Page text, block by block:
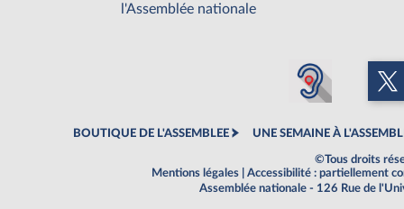
l'Assemblée nationale
BOUTIQUE DE L'ASSEMBLEE UNE SEMAINE À
©Tous droits
Mentions légales
Accessibilité : partiellement
Assemblée nationale - 126 Rue de